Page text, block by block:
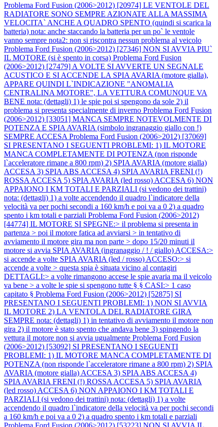
Problema Ford Fusion (2006>2012) [20974] LE VENTOLE DEL
RADIATORE SONO SEMPRE AZIONATE ALLA MASSIMA
VELOCITA` ANCHE A QUADRO SPENTO (quindi si scarica la
batteria) nota: anche staccando la batteria per un po` le ventole
vanno sempre nota2: non si riscontra nessun problema al veicolo
Problema Ford Fusion (2006>2012) [27346] NON SI AVVIA PIU`
IL MOTORE (si è spento in corsa) Problema Ford Fusion
(2006>2012) [27479] A VOLTE SI AVVERTE UN SEGNALE
ACUSTICO E SI ACCENDE LA SPIA AVARIA (motore gialla),
APPARE QUINDI L`INDICAZIONE "ANOMALIA
CENTRALINA MOTORE", LA VETTURA COMUNQUE VA
BENE nota: (dettagli) 1) le spie poi si spengono da sole 2) il
problema si presenta specialmente di inverno Problema Ford Fusion
(2006>2012) [33051] MANCA SEMPRE NOTEVOLMENTE DI
POTENZA E SPIA AVARIA (simbolo ingranaggio giallo con !)
SEMPRE ACCESA Problema Ford Fusion (2006>2012) [37069]
SI PRESENTANO I SEGUENTI PROBLEMI: 1) IL MOTORE
MANCA COMPLETAMENTE DI POTENZA (non risponde
l`acceleratore rimane a 800 rpm) 2) SPIA AVARIA (motore gialla)
ACCESA 3) SPIA ABS ACCESA 4) SPIA AVARIA FRENI (!)
ROSSA ACCESA 5) SPIA AVARIA (led rosso) ACCESA 6) NON
APPAIONO I KM TOTALI E PARZIALI (si vedono dei trattini)
nota: (dettagli) 1) a volte accendendo il quadro l`indicatore della
velocità va per pochi secondi a 160 km/h e poi va a 0 2) a quadro
spento i km totali e parziali Problema Ford Fusion (2006>2012)
[44774] IL MOTORE SI SPEGNE:> il problema si presenta in
partenza > poi il motore fatica ad avviarsi > in tentativo di
avviamento il motore gira ma non parte > dopo 15/20 minuti il
motore si avvia SPIA AVARIA (ingranaggio / ! / giallo) ACCESA:>
si accende a volte SPIA AVARIA (led / rosso) ACCESO:> si
accende a volte > questa spia è situata vicino al contagiri
DETTAGLI:> a volte rimangono accese le spie avaria ma il veicolo
va bene > a volte le spie si spengono tutte § § CASI:> 1 caso
capitato § Problema Ford Fusion (2006>2012) [52875] SI
PRESENTANO I SEGUENTI PROBLEMI: 1) NON SI AVVIA
IL MOTORE 2) LA VENTOLA DEL RADIATORE GIRA
SEMPRE nota: (dettagli) 1) in tentativo di avviamento il motore non
gira 2) il motore è stato spento che andava bene 3) spingendo la
vettura il motore non si avvia ugualmente Problema Ford Fusion
(2006>2012) [53092] SI PRESENTANO I SEGUENTI
PROBLEMI: 1) IL MOTORE MANCA COMPLETAMENTE DI
POTENZA (non risponde l`acceleratore rimane a 800 rpm) 2) SPIA
AVARIA (motore gialla) ACCESA 3) SPIA ABS ACCESA 4)
SPIA AVARIA FRENI (!) ROSSA ACCESA 5) SPIA AVARIA
(led rosso) ACCESA 6) NON APPAIONO I KM TOTALI E
PARZIALI (si vedono dei trattini) nota: (dettagli) 1) a volte
accendendo il quadro l`indicatore della velocità va per pochi secondi
a 160 km/h e poi va a 0 2) a quadro spento i km totali e parziali
Problema Ford Fusion (2006>2012) [53223] NON SI AVVIA IL